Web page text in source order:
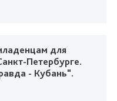
для
Петербурге.
- Кубань".